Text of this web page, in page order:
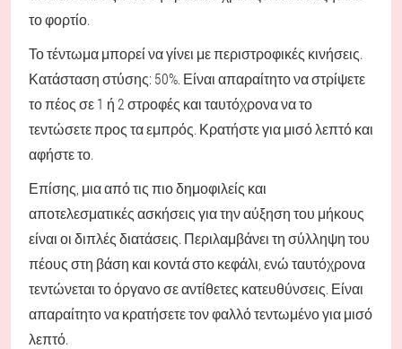
το φορτίο.
Το τέντωμα μπορεί να γίνει με περιστροφικές κινήσεις.
Κατάσταση στύσης: 50%. Είναι απαραίτητο να στρίψετε
το πέος σε 1 ή 2 στροφές και ταυτόχρονα να το
τεντώσετε προς τα εμπρός. Κρατήστε για μισό λεπτό και
αφήστε το.
Επίσης, μια από τις πιο δημοφιλείς και
αποτελεσματικές ασκήσεις για την αύξηση του μήκους
είναι οι διπλές διατάσεις. Περιλαμβάνει τη σύλληψη του
πέους στη βάση και κοντά στο κεφάλι, ενώ ταυτόχρονα
τεντώνεται το όργανο σε αντίθετες κατευθύνσεις. Είναι
απαραίτητο να κρατήσετε τον φαλλό τεντωμένο για μισό
λεπτό.